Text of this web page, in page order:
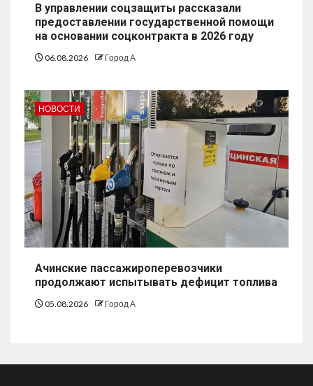
В управлении соцзащиты рассказали
предоставлении государственной помощи
на основании соцконтракта в 2026 году
06.08.2026 Город А
НОВОСТИ
Ачинские пассажироперевозчики
продолжают испытывать дефицит топлива
05.08.2026 Город А